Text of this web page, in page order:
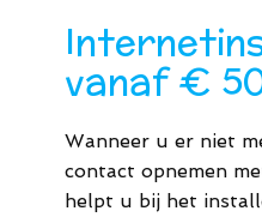
vanaf €
Wanneer u er niet
contact opnemen
helpt u bij het